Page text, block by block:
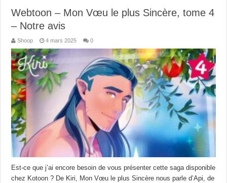
Webtoon – Mon Vœu le plus Sincère, tome 4
– Notre avis
Shoop 4 mars 2025 0
Est-ce que j’ai encore besoin de vous présenter cette saga disponible
chez Kotoon ? De Kiri, Mon Vœu le plus Sincère nous parle d’Api, de